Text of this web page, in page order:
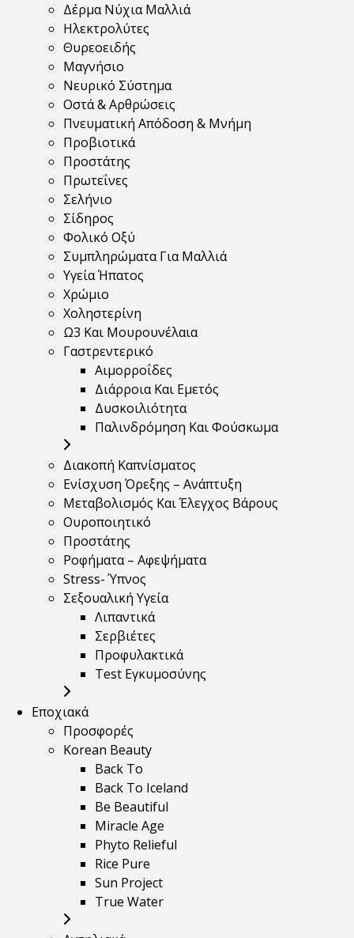
Δέρμα Νύχια Μαλλιά
Ηλεκτρολύτες
Θυρεοειδής
Μαγνήσιο
Νευρικό Σύστημα
Οστά & Αρθρώσεις
Πνευματική Απόδοση & Μνήμη
Προβιοτικά
Προστάτης
Πρωτεΐνες
Σελήνιο
Σίδηρος
Φολικό Οξύ
Συμπληρώματα Για Μαλλιά
Υγεία Ήπατος
Χρώμιο
Χοληστερίνη
Ω3 Και Μουρουνέλαια
Γαστρεντερικό
Αιμορροΐδες
Διάρροια Και Εμετός
Δυσκοιλιότητα
Παλινδρόμηση Και Φούσκωμα
Διακοπή Καπνίσματος
Ενίσχυση Όρεξης – Ανάπτυξη
Μεταβολισμός Και Έλεγχος Βάρους
Ουροποιητικό
Προστάτης
Ροφήματα – Αφεψήματα
Stress- Ύπνος
Σεξουαλική Υγεία
Λιπαντικά
Σερβιέτες
Προφυλακτικά
Test Εγκυμοσύνης
Εποχιακά
Προσφορές
Korean Beauty
Back To
Back To Iceland
Be Beautiful
Miracle Age
Phyto Relieful
Rice Pure
Sun Project
True Water